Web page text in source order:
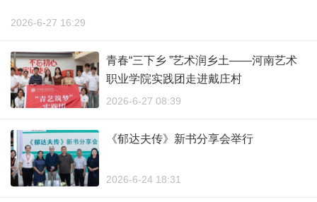
2026-6-27 16:29
青春“三下乡 ”艺术润乡土——河南艺术
职业学院实践团走进戴庄村
2026-6-27 08:39
《郁达夫传》新书分享会举行
2026-6-24 18:31